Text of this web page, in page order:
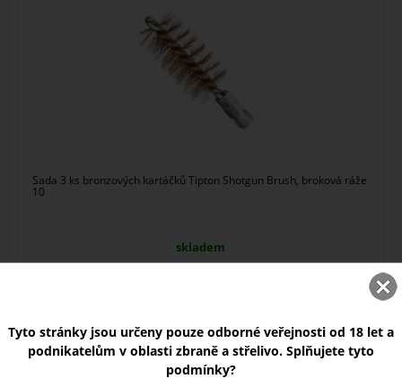
Sada 3 ks bronzových kartáčků Tipton Shotgun Brush, broková ráže
10
skladem
Tipton Shotgun Brush 36 / .410
Tyto stránky jsou určeny pouze odborné veřejnosti od 18 let a
podnikatelům v oblasti zbraně a střelivo. Splňujete tyto
podmínky?